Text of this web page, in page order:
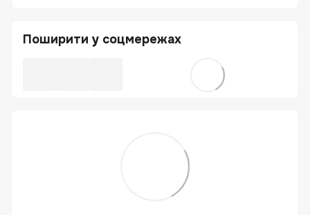
Поширити у соцмережах